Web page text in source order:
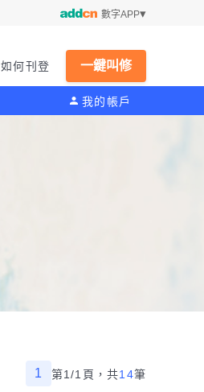
數字APP
如何刊登 一鍵叫修
我的帳戶
1 第1/1頁， 共14筆